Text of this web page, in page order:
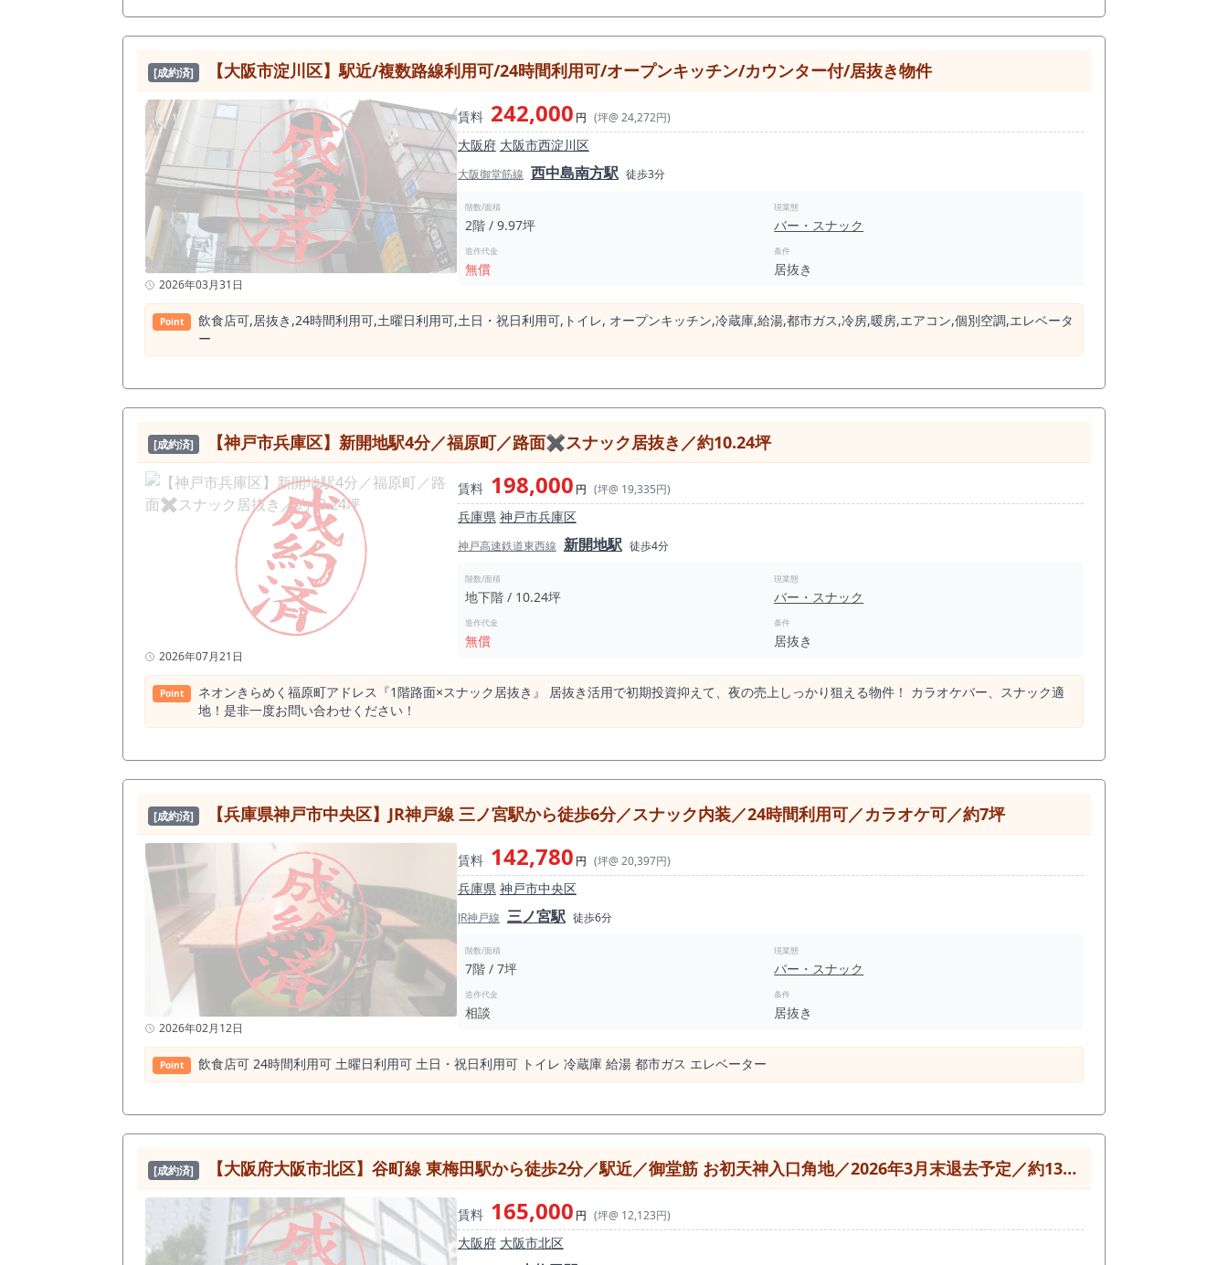
ていく小箱業態に向いています。 カウンター中心の営業、紹介制の店舗、1人から2人で回すバー・スナック運営などを考えている方には相性の良い物件
です。 1階路面である点も大きな魅力です。 スナックやバー物件は、地下や空中階に入るケースも多い中で、本物件は地上1階の路面店舗です。 看板や
外観で存在を伝えやすく、初めて来店するお客様にも場所を案内しやすい点はメリットです。 特に新開地・福原町エリアのように夜の飲食店を探す人の
動きがあるエリアでは、1階路面であることが来店ハードルの低下につながります。 内装はスナック・バー営業を想定しやすい造りです。白を基調とし
たカウンター、背面棚、椅子、照明などがあり、既存の雰囲気を活かしながら開業イメージを持ちやすい店舗です。 スケルトンから内装を作る場合、カ
ウンター工事、棚、床、壁、照明、空調、給排水、電気工事などに大きな費用がかかりますが、居抜き物件を活用できれば、開業準備期間や初期投資を
抑えられる可能性があります。 賃料は税込154,000円。 神戸市兵庫区・新開地駅徒歩3分、福原町エリア、1階路面、約10.24坪、スナック居抜きという
条件を考えると、低投資で夜業態を始めたい方にとって検討しやすい条件です。 さらに、造作譲渡金無償、保証金0円という条件が加わることで、通常
の飲食店開業と比べて初期費用を大きく抑えた出店計画を立てやすくなります。 本物件に向いている業態としては、スナック、カラオケスナック、バ
ー、カラオケバー、会員制バー、紹介制バー、ミニラウンジ、小箱の飲食店などが考えられます。 大きな厨房を必要とする重飲食業態よりも、ドリンク
主体、軽食提供、常連客向けの接客型店舗との相性が良い印象です。 また、現在の店舗を移転したい方、既存顧客を持っている方、独立開業を考えてい
る方にもおすすめしやすい物件です。 新規で大きな投資をして店舗を作るのではなく、既存の造作を活かしながら、まずは小さく開業したい方には特に
検討価値があります。 この物件は、単に「新開地駅徒歩3分のスナック居抜き」というだけではありません。 福原町エリア、1階路面、約10.24坪、造作
無償、保証金0円、物件取得費用60万円以下という、初期投資を抑えたい開業希望者に刺さる条件が揃っています。 神戸市兵庫区。 新開地駅徒歩3分。
福原町エリアの1階路面。 約10.24坪のスナック居抜き。 造作譲渡金無償。 保証金0円。 物件取得費用60万円以下の低投資開業キャンペーン実施中。 新
開地駅周辺、福原町エリアでバー・スナック居抜き物件を探している方、低投資で夜業態の開業を検討している方は、ぜひ早めにお問い合わせくださ
い。 条件面、造作内容、キャンペーン詳細、内見可能日時については、個別に確認をおすすめします。
[成約済] 【⼤阪市淀川区】駅近/複数路線利用可/24時間利用可/オープンキッチン/カウンター付/居抜き物件
2026年03月31日
賃料 242,000 円 (坪@ 24,272円)
大阪府 大阪市西淀川区
大阪御堂筋線 西中島南方駅 徒歩3分
階数/面積
2階 / 9.97坪
現業態
バー・スナック
造作代金
無償
条件
居抜き
Point
飲⾷店可,居抜き,24時間利⽤可,⼟曜⽇利⽤可,⼟⽇・祝⽇利⽤可,トイレ, オープンキッチン,冷蔵庫,給湯,都市ガス,冷房,暖房,エアコン,個別空調,エレベータ
ー
[成約済] 【神戸市兵庫区】新開地駅4分／福原町／路面✖スナック居抜き／約10.24坪
2026年07月21日
賃料 198,000 円 (坪@ 19,335円)
兵庫県 神戸市兵庫区
神戸高速鉄道東西線 新開地駅 徒歩4分
階数/面積
地下階 / 10.24坪
現業態
バー・スナック
造作代金
無償
条件
居抜き
Point
ネオンきらめく福原町アドレス『1階路面×スナック居抜き』 居抜き活用で初期投資抑えて、夜の売上しっかり狙える物件！ カラオケバー、スナック適
地！是非一度お問い合わせください！
[成約済] 【兵庫県神戸市中央区】JR神戸線 三ノ宮駅から徒歩6分／スナック内装／24時間利用可／カラオケ可／約7坪
2026年02月12日
賃料 142,780 円 (坪@ 20,397円)
兵庫県 神戸市中央区
JR神戸線 三ノ宮駅 徒歩6分
階数/面積
7階 / 7坪
現業態
バー・スナック
造作代金
相談
条件
居抜き
Point 飲⾷店可 24時間利⽤可 ⼟曜⽇利⽤可 ⼟⽇・祝⽇利⽤可 トイレ 冷蔵庫 給湯 都市ガス エレベーター
[成約済] 【大阪府大阪市北区】谷町線 東梅田駅から徒歩2分／駅近／御堂筋 お初天神入口角地／2026年3月末退去予定／約13.61坪
賃料 165,000 円 (坪@ 12,123円)
大阪府 大阪市北区